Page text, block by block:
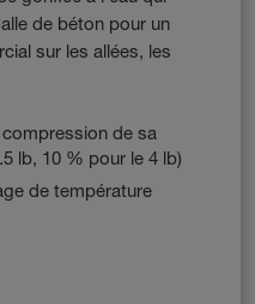
de béton pour un
sur les allées, les
de sa
lb, 10 % pour le 4 lb)
de température